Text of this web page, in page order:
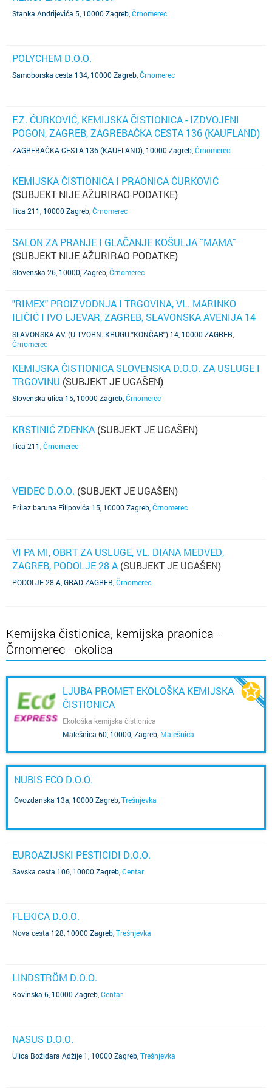
Stanka Andrijevića 5, 10000 Zagreb Črnomerec
POLYCHEM D.O.O.
Samoborska cesta 134, 10000 Zagreb Črnomerec
F.Z. ĆURKOVIĆ, KEMIJSKA ČISTIONICA - IZDVOJENI
POGON, ZAGREB, ZAGREBAČKA CESTA 136 (KAUFLAND)
(SUBJEKT NIJE AŽURIRAO PODATKE)
ZAGREBAČKA CESTA 136 (KAUFLAND), 10000 Zagreb Črnomerec
KEMIJSKA ČISTIONICA I PRAONICA ĆURKOVIĆ
(SUBJEKT NIJE AŽURIRAO PODATKE)
Ilica 211, 10000 Zagreb Črnomerec
SALON ZA PRANJE I GLAČANJE KOŠULJA ˝MAMA˝
(SUBJEKT NIJE AŽURIRAO PODATKE)
Slovenska 26, 10000, Zagreb Črnomerec
"RIMEX" PROIZVODNJA I TRGOVINA, VL. MARINKO
ILIČIĆ I IVO LJEVAR, ZAGREB, SLAVONSKA AVENIJA 14
(TVORNIČKI KRUG "KONČAR-UGOSTITELJSKA
OPREMA")
SLAVONSKA AV. (U TVORN. KRUGU "KONČAR") 14, 10000 ZAGREB
Črnomerec
KEMIJSKA ČISTIONICA SLOVENSKA D.O.O. ZA USLUGE I
TRGOVINU (SUBJEKT JE UGAŠEN)
Slovenska ulica 15, 10000 Zagreb Črnomerec
KRSTINIĆ ZDENKA (SUBJEKT JE UGAŠEN)
Ilica 211 Črnomerec
VEIDEC D.O.O. (SUBJEKT JE UGAŠEN)
Prilaz baruna Filipovića 15, 10000 Zagreb Črnomerec
VI PA MI, OBRT ZA USLUGE, VL. DIANA MEDVED,
ZAGREB, PODOLJE 28 A (SUBJEKT JE UGAŠEN)
PODOLJE 28 A, GRAD ZAGREB Črnomerec
Kemijska čistionica, kemijska praonica -
Črnomerec - okolica
LJUBA PROMET EKOLOŠKA KEMIJSKA
ČISTIONICA
Ekološka kemijska čistionica
Malešnica 60, 10000, Zagreb Malešnica
NUBIS ECO D.O.O.
Gvozdanska 13a, 10000 Zagreb Trešnjevka
EUROAZIJSKI PESTICIDI D.O.O.
Savska cesta 106, 10000 Zagreb Centar
FLEKICA D.O.O.
Nova cesta 128, 10000 Zagreb Trešnjevka
LINDSTRÖM D.O.O.
Kovinska 6, 10000 Zagreb Centar
NASUS D.O.O.
Ulica Božidara Adžije 1, 10000 Zagreb Trešnjevka